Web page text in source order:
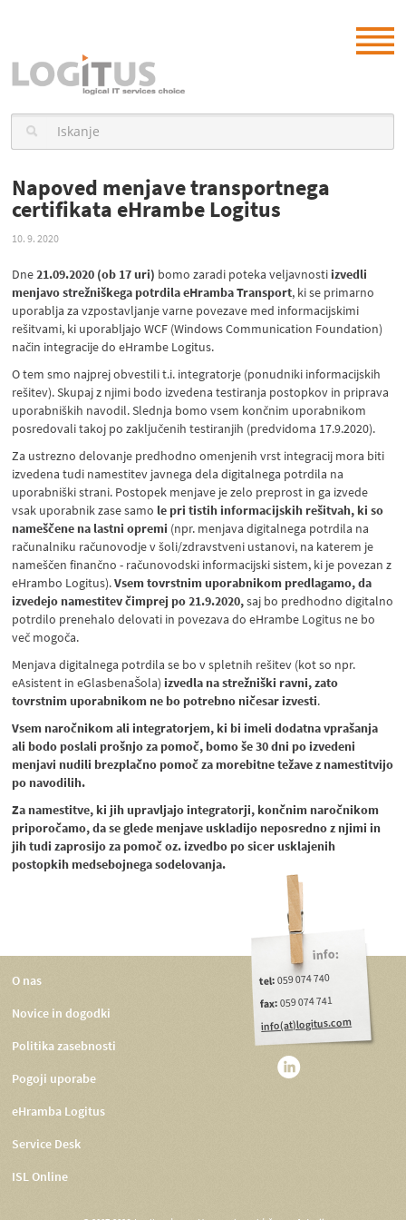
Napoved menjave transportnega
certifikata eHrambe Logitus
10. 9. 2020
Dne21.09.2020 (ob 17 uri) bomo zaradi poteka veljavnostiizvedli
menjavo strežniškega potrdila eHramba Transport, ki se primarno
uporablja za vzpostavljanje varne povezave med informacijskimi
rešitvami, ki uporabljajo WCF (Windows Communication Foundation)
način integracije do eHrambe Logitus.
O tem smo najprej obvestili t.i. integratorje (ponudniki informacijskih
rešitev). Skupaj z njimi bodo izvedena testiranja postopkov in priprava
uporabniških navodil. Slednja bomo vsem končnim uporabnikom
posredovali takoj po zaključenih testiranjih (predvidoma 17.9.2020).
Za ustrezno delovanje predhodno omenjenih vrst integracij mora biti
izvedena tudi namestitev javnega dela digitalnega potrdila na
uporabniški strani. Postopek menjave je zelo preprost in ga izvede
vsak uporabnik zase samo le pri tistih informacijskih rešitvah, ki so
nameščene na lastni opremi (npr. menjava digitalnega potrdila na
računalniku računovodje v šoli/zdravstveni ustanovi, na katerem je
nameščen finančno - računovodski informacijski sistem, ki je povezan z
eHrambo Logitus).Vsem tovrstnim uporabnikom predlagamo, da
izvedejo namestitev čimprej po 21.9.2020,saj bo predhodno digitalno
potrdilo prenehalo delovati in povezava do eHrambe Logitus ne bo
več mogoča.
Menjava digitalnega potrdila se bo v spletnih rešitev (kot so npr.
eAsistent in eGlasbenaŠola) izvedla na strežniški ravni, zato
tovrstnim uporabnikom ne bo potrebno ničesar izvesti.
Vsem naročnikom ali integratorjem, ki bi imeli dodatna vprašanja
ali bodo poslali prošnjo za pomoč, bomo še 30 dni po izvedeni
menjavi nudili brezplačno pomoč za morebitne težave z namestitvijo
po navodilih.
Za namestitve, ki jih upravljajo integratorji, končnim naročnikom
priporočamo, da se glede menjave uskladijo neposredno z njimi in
jih tudi zaprosijo za pomoč oz. izvedbo po sicer usklajenih
postopkih medsebojnega sodelovanja.
info:
tel:059 074 740
fax:059 074 741
info(at)logitus.com
O nas
Novice in dogodki
Politika zasebnosti
Pogoji uporabe
eHramba Logitus
Service Desk
ISL Online